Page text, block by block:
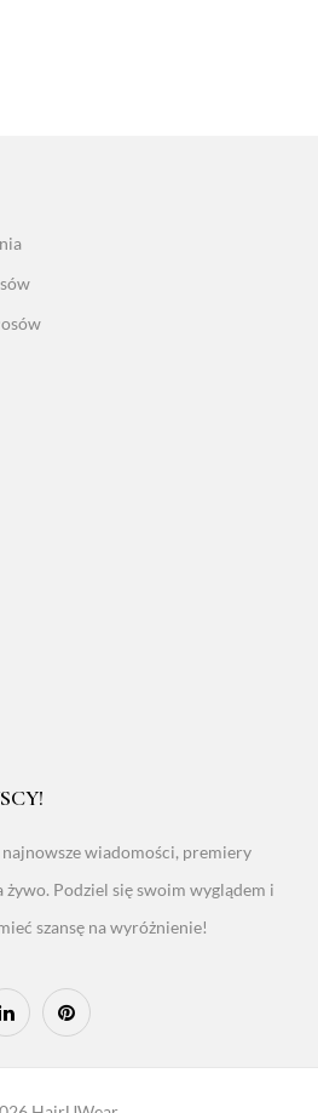
wiadomości, premiery
Podziel się swoim wyglądem i
szansę na wyróżnienie!